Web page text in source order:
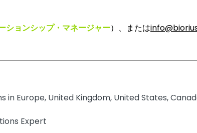
ションシップ・マネージャー）、または
in Europe, United Kingdom, United States,
Expert